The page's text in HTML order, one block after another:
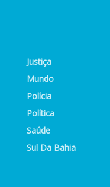
Justiça
Mundo
Polícia
Política
Saúde
Sul Da Bahia